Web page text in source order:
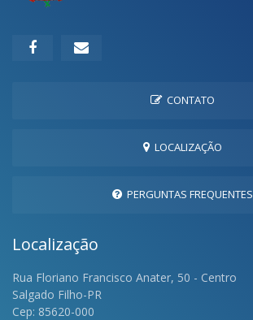
CONTATO
LOCALIZAÇÃO
PERGUNTAS FREQUENTES
Localização
Rua Floriano Francisco Anater, 50 - Centro
Salgado Filho-PR
Cep: 85620-000